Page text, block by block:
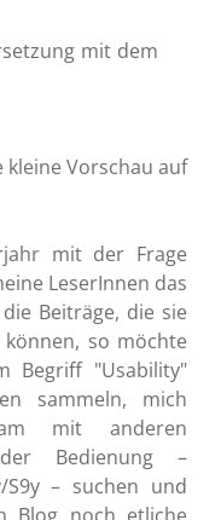
mit dem
kleine Vorschau auf
mit der Frage
LeserInnen das
Beiträge, die sie
so möchte
Begriff "Usability"
sammeln, mich
mit anderen
Bedienung –
S9y – suchen und